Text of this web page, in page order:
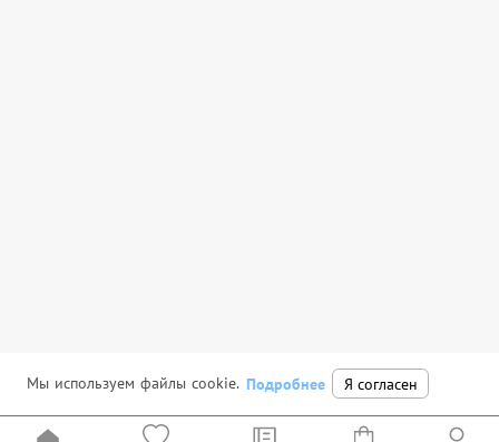
Мы используем файлы cookie. Подробнее Я согласен